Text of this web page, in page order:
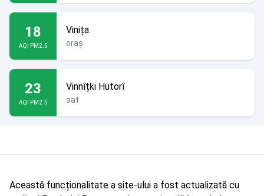
18
AQI PM2.5
Vinița
oraș
23
AQI PM2.5
Vinnîțki Hutorî
sat
Această funcționalitate a site-ului a fost actualizată cu